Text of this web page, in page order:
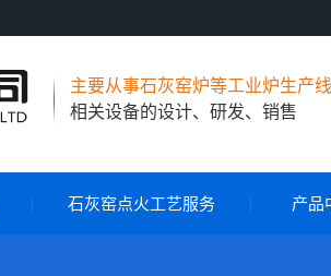
主要从事石灰窑炉等工业炉生产
相关设备的设计、研发、销售
石灰窑点火工艺服务 产品